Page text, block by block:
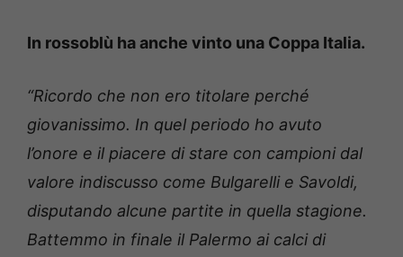
In rossoblù ha anche vinto una Coppa Italia.
“Ricordo che non ero titolare perché
giovanissimo. In quel periodo ho avuto
l’onore e il piacere di stare con campioni dal
valore indiscusso come Bulgarelli e Savoldi,
disputando alcune partite in quella stagione.
Battemmo in finale il Palermo ai calci di